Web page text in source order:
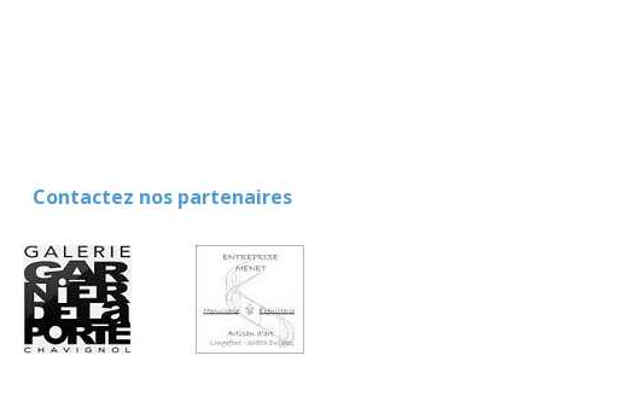
Contactez nos partenaires